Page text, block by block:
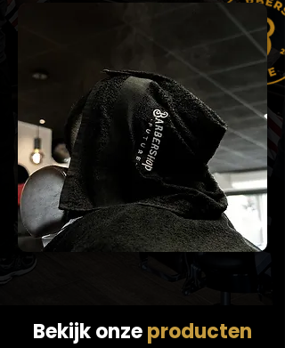
Bekijk onzeproducten